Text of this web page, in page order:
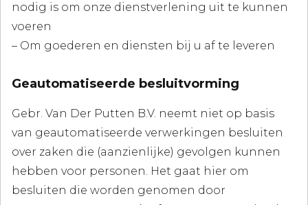
nodig is om onze dienstverlening uit te kunnen
voeren
– Om goederen en diensten bij u af te leveren
Geautomatiseerde besluitvorming
Gebr. Van Der Putten B.V. neemt niet op basis
van geautomatiseerde verwerkingen besluiten
over zaken die (aanzienlijke) gevolgen kunnen
hebben voor personen. Het gaat hier om
besluiten die worden genomen door